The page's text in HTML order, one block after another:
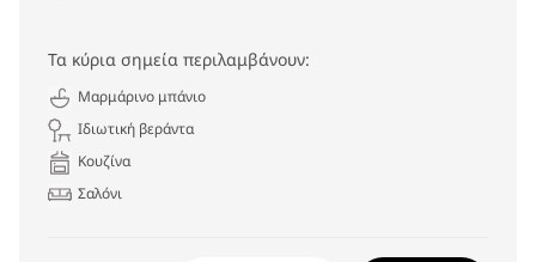
Τα κύρια σημεία περιλαμβάνουν:
Μαρμάρινο μπάνιο
Ιδιωτική βεράντα
Κουζίνα
Σαλόνι